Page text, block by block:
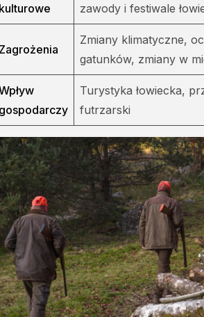
kulturowe
zawody i festiwale
Zagrożenia
Zmiany klimatyczne,
gatunków, zmiany w
gospodarczy
Turystyka łowiecka,
futrzarski